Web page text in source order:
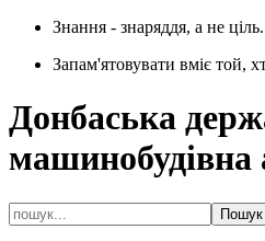
Знання - знаряддя, а не ціль.
Запам'ятовувати вміє той,
Донбаська
машинобудівна